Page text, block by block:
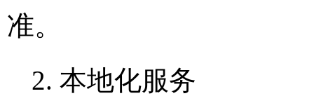
准。
2. 本地化服务